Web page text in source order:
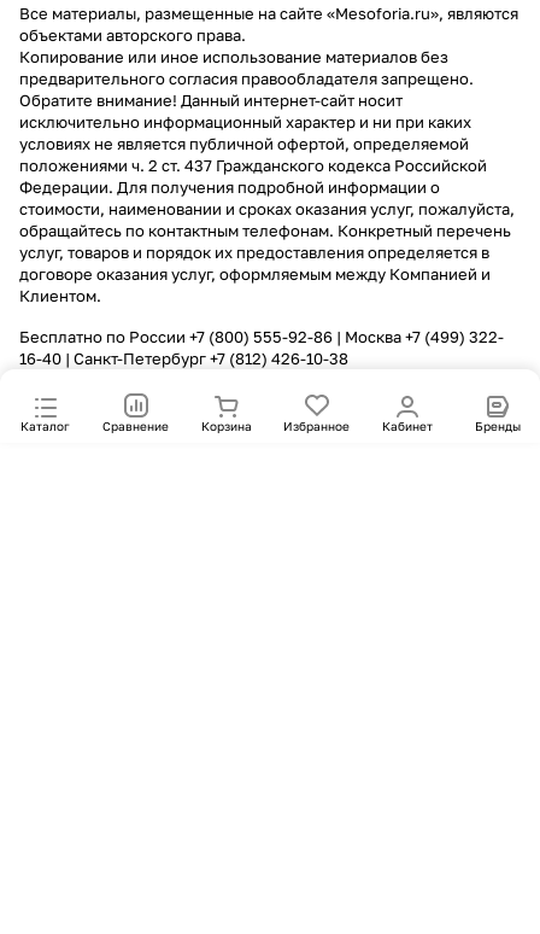
Каталог Сравнение Корзина Избранное Кабинет Бренды
Все материалы, размещенные на сайте «Mesoforia.ru», являются
объектами авторского права.
Копирование или иное использование материалов без
предварительного согласия правообладателя запрещено.
Обратите внимание! Данный интернет-сайт носит
исключительно информационный характер и ни при каких
условиях не является публичной офертой, определяемой
положениями ч. 2 ст. 437 Гражданского кодекса Российской
Федерации. Для получения подробной информации о
стоимости, наименовании и сроках оказания услуг, пожалуйста,
обращайтесь по контактным телефонам. Конкретный перечень
услуг, товаров и порядок их предоставления определяется в
договоре оказания услуг, оформляемым между Компанией и
Клиентом.
Бесплатно по России +7 (800) 555-92-86 | Москва+7 (499) 322-
16-40 | Санкт-Петербург+7 (812) 426-10-38